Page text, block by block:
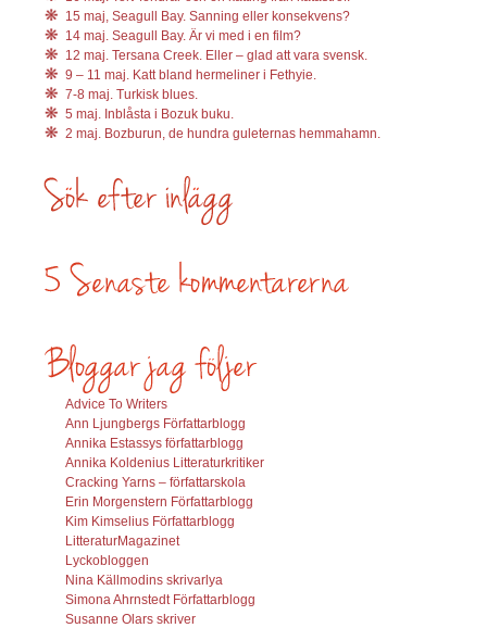
15 maj, Seagull Bay. Sanning eller konsekvens?
14 maj. Seagull Bay. Är vi med i en film?
12 maj. Tersana Creek. Eller – glad att vara svensk.
9 – 11 maj. Katt bland hermeliner i Fethyie.
7-8 maj. Turkisk blues.
5 maj. Inblåsta i Bozuk buku.
2 maj. Bozburun, de hundra guleternas hemmahamn.
Advice To Writers
Ann Ljungbergs Författarblogg
Annika Estassys författarblogg
Annika Koldenius Litteraturkritiker
Cracking Yarns – författarskola
Erin Morgenstern Författarblogg
Kim Kimselius Författarblogg
LitteraturMagazinet
Lyckobloggen
Nina Källmodins skrivarlya
Simona Ahrnstedt Författarblogg
Susanne Olars skriver